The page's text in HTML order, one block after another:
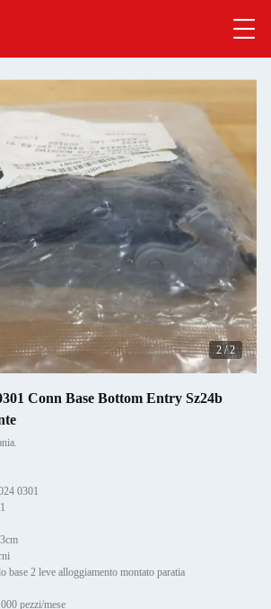
2/2
Conn Base Bottom Entry Sz24b
0301
base 2 leve alloggiamento montato paratia
pezzi/mese